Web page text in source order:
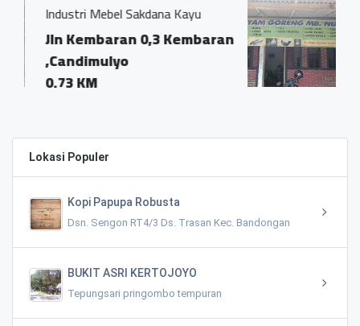
Kayu
0,3 Kembaran
Ayam goreng mbk Nur
Kembaran Jln
blabak km 01
Candimulyo
Lokasi Populer
Kopi Papupa Robusta
Dsn. Sengon RT4/3 Ds. Trasan Kec. Bandongan
BUKIT ASRI KERTOJOYO
Tepungsari pringombo tempuran